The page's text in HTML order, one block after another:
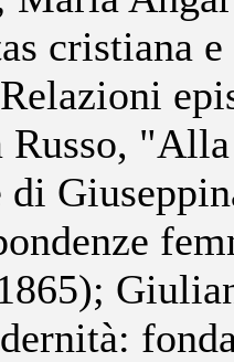
cristiana
Russo,
di